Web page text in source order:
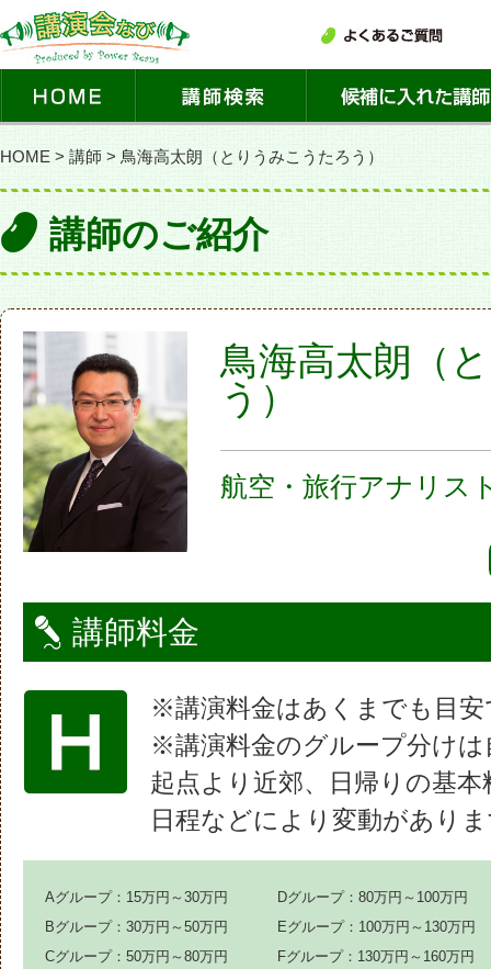
HOME > 講師 > 鳥海高太朗（とりうみこうたろう）
講師のご紹介
鳥海高太朗（
う）
航空・旅行アナリス
講師料金
※講演料金はあくまでも目安
※講演料金のグループ分けは
起点より近郊、日帰りの基本
日程などにより変動があり
Aグループ：15万円～30万円
Bグループ：30万円～50万円
Cグループ：50万円～80万円
Dグループ：80万円～100万円
Eグループ：100万円～130万円
Fグループ：130万円～160万円